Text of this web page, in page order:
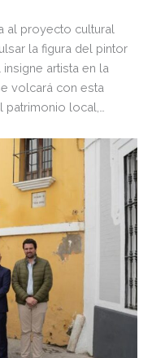
al proyecto cultural
la figura del pintor
artista en la
volcará con esta
patrimonio local,
dirigidas